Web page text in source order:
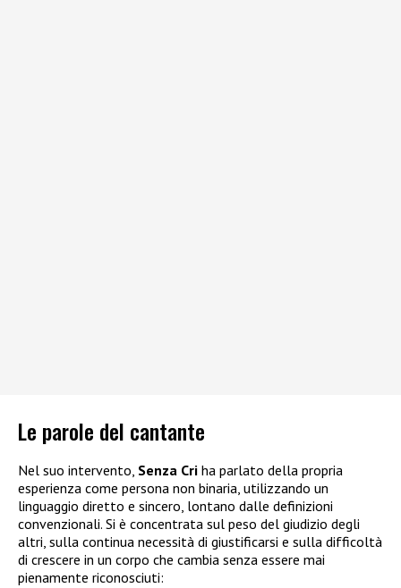
Le parole del cantante
Nel suo intervento, Senza Cri ha parlato della propria
esperienza come persona non binaria, utilizzando un
linguaggio diretto e sincero, lontano dalle definizioni
convenzionali. Si è concentrata sul peso del giudizio degli
altri, sulla continua necessità di giustificarsi e sulla difficoltà
di crescere in un corpo che cambia senza essere mai
pienamente riconosciuti: